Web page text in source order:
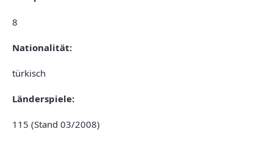
8
Nationalität:
türkisch
Länderspiele:
115 (Stand 03/2008)